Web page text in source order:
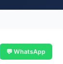
💬 WhatsApp